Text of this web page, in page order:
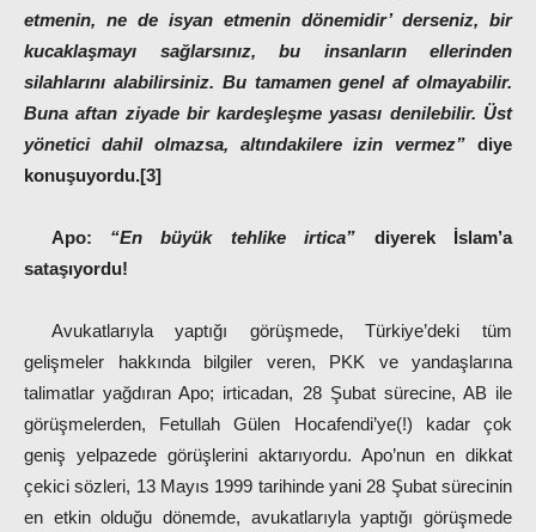
etmenin, ne de isyan etmenin dönemidir’ derseniz, bir
kucaklaşmayı sağlarsınız, bu insanların ellerinden
silahlarını alabilirsiniz. Bu tamamen genel af olmayabilir.
Buna aftan ziyade bir kardeşleşme yasası denilebilir. Üst
yönetici dahil olmazsa, altındakilere izin vermez” diye
konuşuyordu.[3]
Apo: “En büyük tehlike irtica” diyerek İslam’a
sataşıyordu!
Avukatlarıyla yaptığı görüşmede, Türkiye’deki tüm
gelişmeler hakkında bilgiler veren, PKK ve yandaşlarına
talimatlar yağdıran Apo; irticadan, 28 Şubat sürecine, AB ile
görüşmelerden, Fetullah Gülen Hocafendi’ye(!) kadar çok
geniş yelpazede görüşlerini aktarıyordu. Apo’nun en dikkat
çekici sözleri, 13 Mayıs 1999 tarihinde yani 28 Şubat sürecinin
en etkin olduğu dönemde, avukatlarıyla yaptığı görüşmede